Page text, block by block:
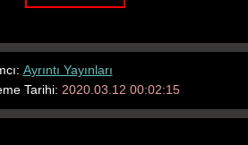
Ayrıntı Yayınları
Tarihi: 2020.03.12 00:02:15